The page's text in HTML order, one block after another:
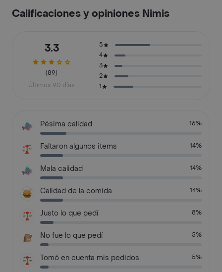
Calificaciones y opiniones Nimis
3.3
(89)
Últimos 90 días
5
4
3
2
1
Pésima calidad 16%
Faltaron algunos items 14%
Mala calidad 14%
Calidad de la comida 14%
Justo lo que pedí 8%
No fue lo que pedí 5%
Tomó en cuenta mis pedidos 5%